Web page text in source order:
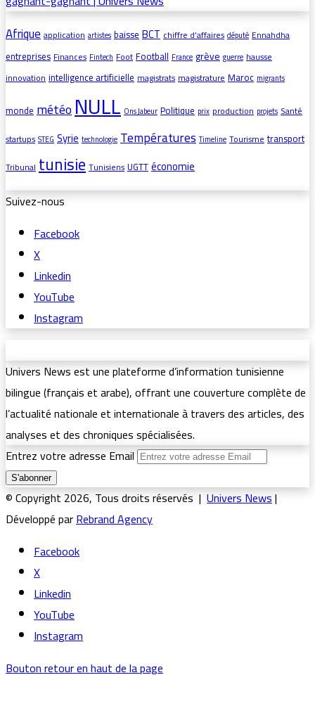
Afriqueapplication artistes baisseBCTchiffre d’affaires député Ennahdha
entreprisesFinances Fintech FootFootball France grève guerre hausse
innovationintelligence artificiellemagistratsmagistratureMaroc migrants
mondemétéoNULL Ons Jabeur Politique prix production projets Santé
startups STEG Syrie technologie Températures Timeline Tourismetransport
TribunaltunisieTunisiensUGTTéconomie
Suivez-nous
Facebook
X
Linkedin
YouTube
Instagram
Univers News est une plateforme d’information tunisienne
bilingue (français et arabe), offrant une couverture complète de
l’actualité nationale et internationale à travers des articles, des
analyses et des chroniques spécialisées.
Entrez votre adresse Email
© Copyright 2026, Tous droits réservés |Univers News|
Développé parRebrand Agency
Facebook
X
Linkedin
YouTube
Instagram
Bouton retour en haut de la page